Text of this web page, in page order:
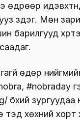
өдрөөр
зүүдэг. Мөн
барилгууд
өдөр
#nobraday
бүхий зургуудаа
тэд хөхний хорт